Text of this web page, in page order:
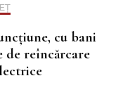
cu bani
de reîncărcare